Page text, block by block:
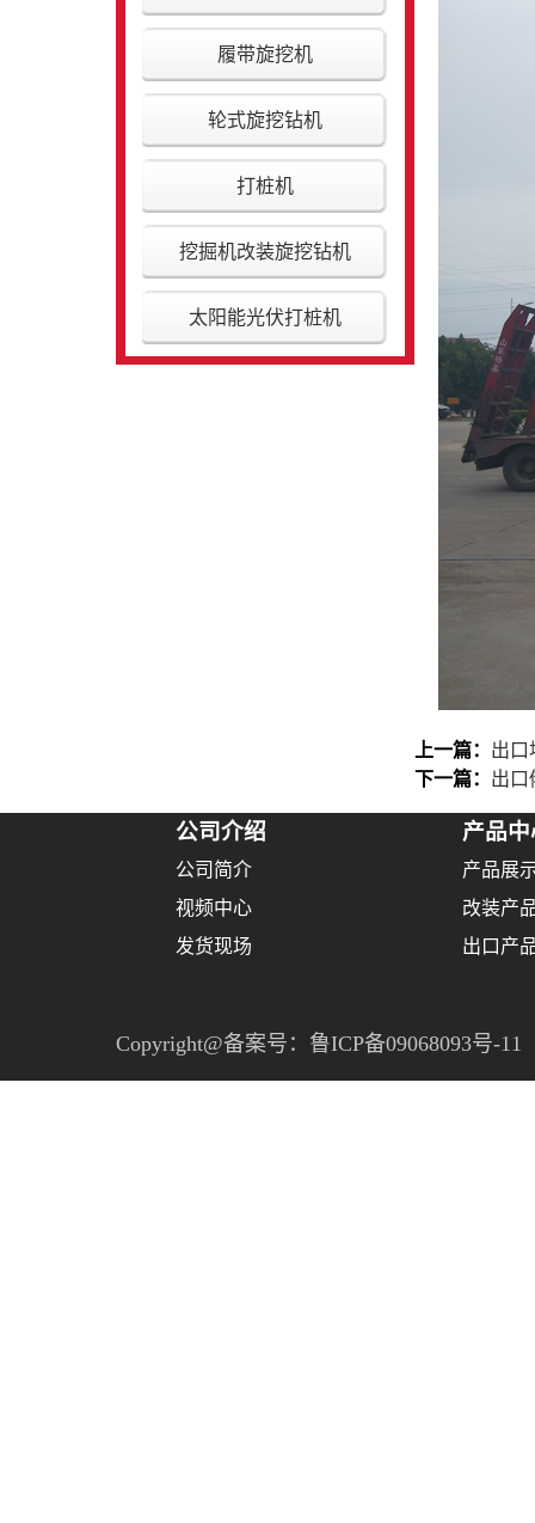
履带旋挖机
轮式旋挖钻机
打桩机
挖掘机改装旋挖钻机
太阳能光伏打桩机
上一篇： 出口
下一篇： 出口
公司介绍
公司简介
视频中心
发货现场
产品中
产品展
改装产
出口产
Copyright@备案号： 鲁ICP备09068093号-11